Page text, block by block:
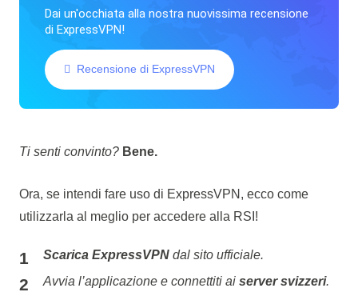
Dai un'occhiata alla nostra nuovissima recensione
di ExpressVPN!
Recensione di ExpressVPN
Ti senti convinto? Bene.
Ora, se intendi fare uso di ExpressVPN, ecco come
utilizzarla al meglio per accedere alla RSI!
Scarica ExpressVPNdal sito ufficiale.
Avvia l’applicazione e connettiti aiserver svizzeri.